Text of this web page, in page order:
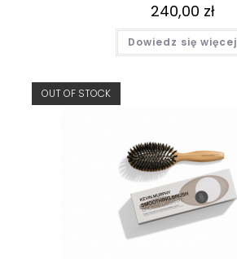
240,00 zł
Dowiedz się więcej
OUT OF STOCK